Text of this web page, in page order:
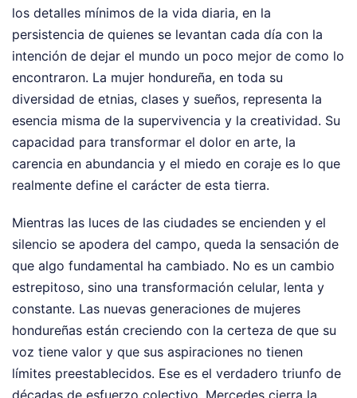
los detalles mínimos de la vida diaria, en la
persistencia de quienes se levantan cada día con la
intención de dejar el mundo un poco mejor de como lo
encontraron. La mujer hondureña, en toda su
diversidad de etnias, clases y sueños, representa la
esencia misma de la supervivencia y la creatividad. Su
capacidad para transformar el dolor en arte, la
carencia en abundancia y el miedo en coraje es lo que
realmente define el carácter de esta tierra.
Mientras las luces de las ciudades se encienden y el
silencio se apodera del campo, queda la sensación de
que algo fundamental ha cambiado. No es un cambio
estrepitoso, sino una transformación celular, lenta y
constante. Las nuevas generaciones de mujeres
hondureñas están creciendo con la certeza de que su
voz tiene valor y que sus aspiraciones no tienen
límites preestablecidos. Ese es el verdadero triunfo de
décadas de esfuerzo colectivo. Mercedes cierra la